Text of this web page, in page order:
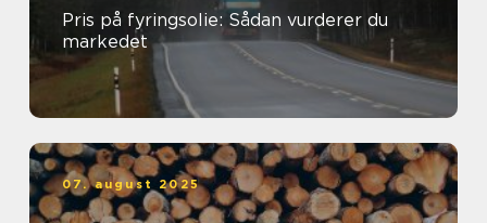
Pris på fyringsolie: Sådan vurderer du
markedet
07. august 2025